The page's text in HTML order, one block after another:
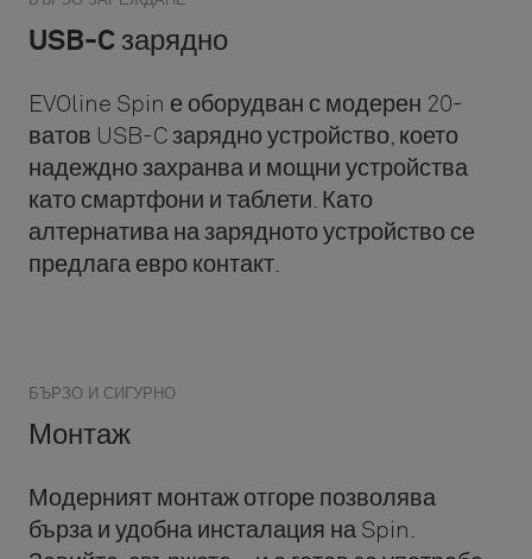
USB-C зарядно
EVOline Spin е оборудван с модерен 20-
ватов USB-C зарядно устройство, което
надеждно захранва и мощни устройства
като смартфони и таблети. Като
алтернатива на зарядното устройство се
предлага евро контакт.
БЪРЗО И СИГУРНО
Монтаж
Модерният монтаж отгоре позволява
бърза и удобна инсталация на Spin.